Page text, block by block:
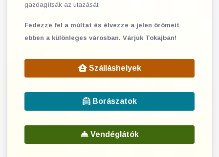
gazdagítsák az utazását.
Fedezze fel a múltat és élvezze a jelen örömeit
ebben a különleges városban. Várjuk Tokajban!
Szálláshelyek
Borászatok
Vendéglátók